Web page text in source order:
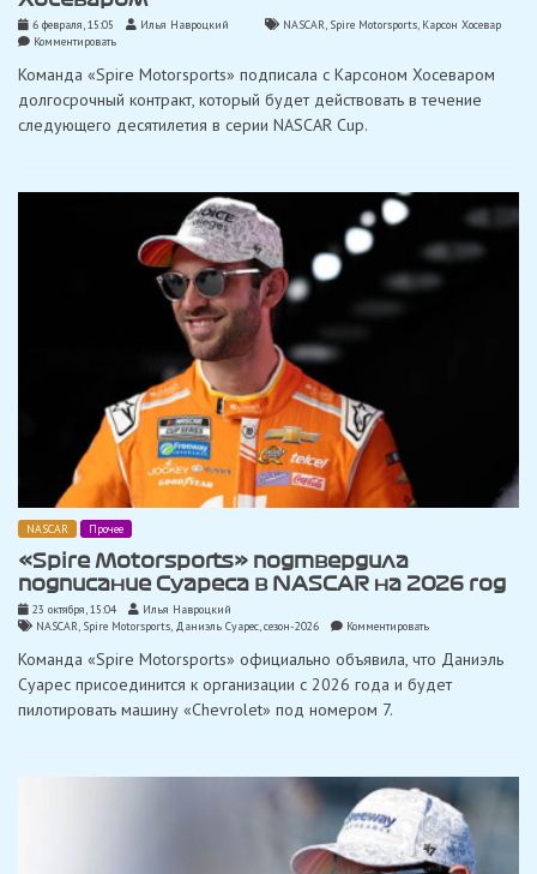
6 февраля, 15:05 Илья Навроцкий NASCAR, Spire Motorsports, Карсон Хосевар
Комментироватьon
Motorsports»
продлила
контракт
с
Команда «Spire Motorsports» подписала с Карсоном Хосеваром
долгосрочный контракт, который будет действовать в течение
следующего десятилетия в серии NASCAR Cup.
NASCAR Прочее
«Spire Motorsports» подтвердила
подписание Суареса в NASCAR на 2026 год
23 октября, 15:04
Илья Навроцкий
NASCAR, Spire Motorsports, Даниэль Суарес,сезон-2026 Комментироватьon
Motorsports»
подписание
2026
год
Команда «Spire Motorsports» официально объявила, что Даниэль
Суарес присоединится к организации с 2026 года и будет
пилотировать машину «Chevrolet» под номером 7.